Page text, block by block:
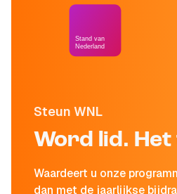
Steun WNL
Word lid. Het
Waardeert u onze
dan met de jaarlijkse
Stand van
Nederland